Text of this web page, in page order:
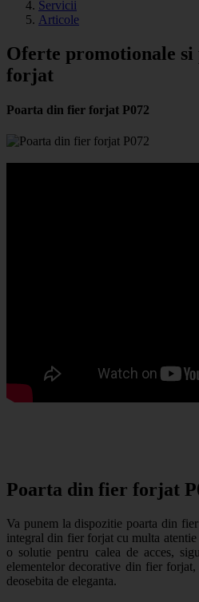
Servicii
Articole
Oferte promotionale
forjat
Poarta din fier forjat P072
Poarta din fier forjat
Va punem la dispozitie poarta din
integral din fier forjat cu multa
o solutie pentru calea de acces,
elementelor decorative din fier forjat,
deosebita de eleganta.